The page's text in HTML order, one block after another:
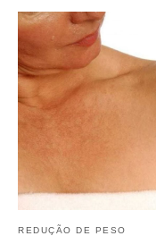
REDUÇÃO DE PESO